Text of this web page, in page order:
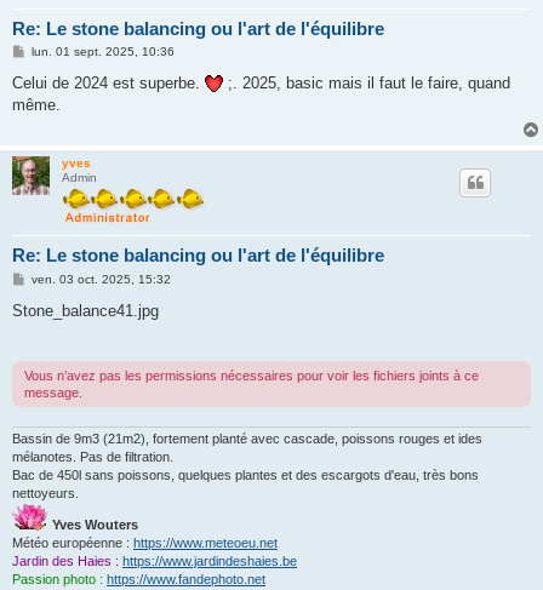
Re: Le stone balancing ou l'art de l'équilibre
M
s
a
lun. 01 sept. 2025, 10:36
Celui de 2024 est superbe.
;. 2025, basic mais il faut le faire, quand
même.
yves
Admin
Re: Le stone balancing ou l'art de l'équilibre
M
s
e
ven. 03 oct. 2025, 15:32
Stone_balance41.jpg
Vous n’avez pas les permissions nécessaires pour voir les fichiers joints à ce
message.
Bassin de 9m3 (21m2), fortement planté avec cascade, poissons rouges et ides
mélanotes. Pas de filtration.
Bac de 450l sans poissons, quelques plantes et des escargots d'eau, très bons
nettoyeurs.
Yves Wouters
Météo européenne : https://www.meteoeu.net
Jardin des Haies : https://www.jardindeshaies.be
Passion photo : https://www.fandephoto.net